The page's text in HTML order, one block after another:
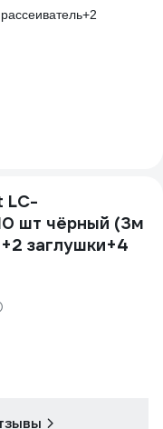
LC-
шт чёрный (3м
заглушки+4